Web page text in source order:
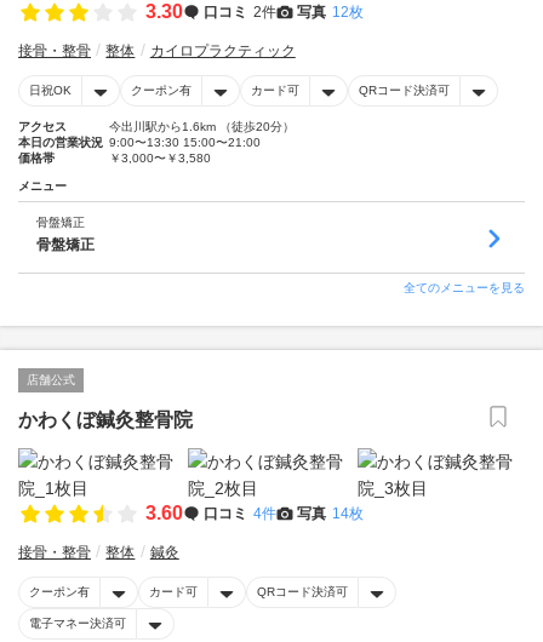
3.30 口コミ 2件 写真 12枚
接骨・整骨 整体 カイロプラクティック
日祝OK クーポン有 カード可 QRコード決済可
アクセス
今出川駅から1.6km （徒歩20分）
本日の営業状況 9:00〜13:30 15:00〜21:00
価格帯
￥3,000〜￥3,580
メニュー
骨盤矯正
骨盤矯正
全てのメニューを見る
店舗公式
かわくぼ鍼灸整骨院
3.60 口コミ 4件 写真 14枚
接骨・整骨 整体 鍼灸
クーポン有 カード可 QRコード決済可
電子マネー決済可